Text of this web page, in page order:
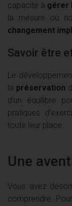
capacité à gérer
la mesure où
changement
Savoir être
Le
la préservation
d’un équilibre
pratiques
toute leur place.
Une
Vous avez
comprendre.